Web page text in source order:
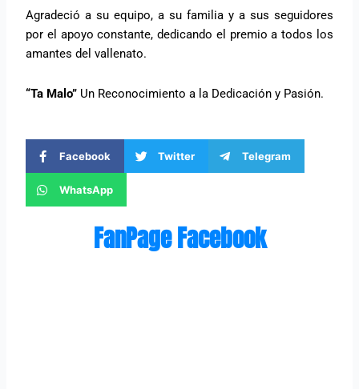
Agradeció a su equipo, a su familia y a sus seguidores
por el apoyo constante, dedicando el premio a todos los
amantes del vallenato.
“Ta Malo” Un Reconocimiento a la Dedicación y Pasión.
Facebook Twitter Telegram
WhatsApp
FanPage Facebook